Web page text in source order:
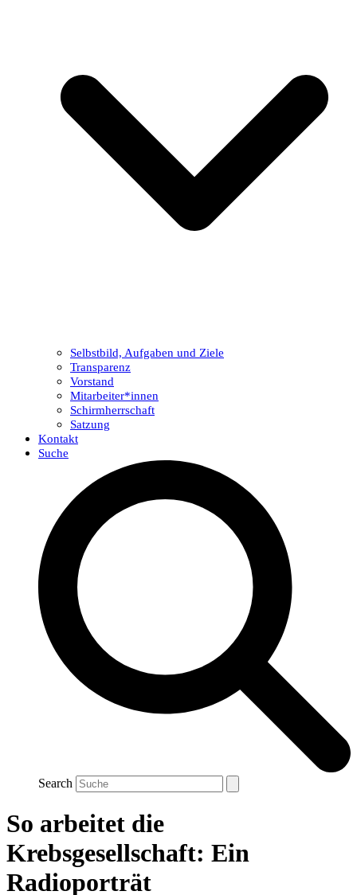
Selbstbild, Aufgaben und Ziele
Transparenz
Vorstand
Mitarbeiter*innen
Schirmherrschaft
Satzung
Kontakt
Suche
Search
So arbeitet die
Krebsgesellschaft: Ein
Radioporträt